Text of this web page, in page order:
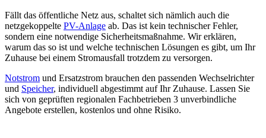
Fällt das öffentliche Netz aus, schaltet sich nämlich auch die
netzgekoppelte PV-Anlage ab. Das ist kein technischer Fehler,
sondern eine notwendige Sicherheitsmaßnahme. Wir erklären,
warum das so ist und welche technischen Lösungen es gibt, um Ihr
Zuhause bei einem Stromausfall trotzdem zu versorgen.
Notstrom und Ersatzstrom brauchen den passenden Wechselrichter
und Speicher, individuell abgestimmt auf Ihr Zuhause. Lassen Sie
sich von geprüften regionalen Fachbetrieben 3 unverbindliche
Angebote erstellen, kostenlos und ohne Risiko.